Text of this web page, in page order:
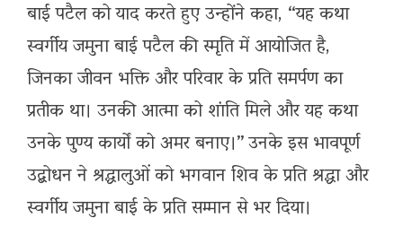
बाई पटैल को याद करते हुए उन्होंने कहा, “यह कथा
स्वर्गीय जमुना बाई पटैल की स्मृति में आयोजित है,
जिनका जीवन भक्ति और परिवार के प्रति समर्पण का
प्रतीक था। उनकी आत्मा को शांति मिले और यह कथा
उनके पुण्य कार्यों को अमर बनाए।” उनके इस भावपूर्ण
उद्बोधन ने श्रद्धालुओं को भगवान शिव के प्रति श्रद्धा और
स्वर्गीय जमुना बाई के प्रति सम्मान से भर दिया।